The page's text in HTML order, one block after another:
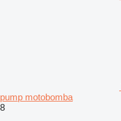
pump motobomba
8